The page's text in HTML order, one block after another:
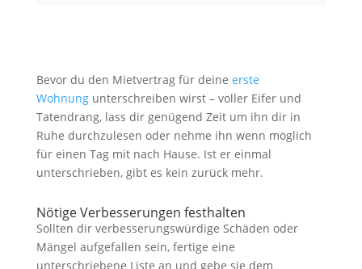
Bevor du den Mietvertrag für deine erste
Wohnungunterschreiben wirst – voller Eifer und
Tatendrang, lass dir genügend Zeit um ihn dir in
Ruhe durchzulesen oder nehme ihn wenn möglich
für einen Tag mit nach Hause. Ist er einmal
unterschrieben, gibt es kein zurück mehr.
Nötige Verbesserungen festhalten
Sollten dir verbesserungswürdige Schäden oder
Mängel aufgefallen sein, fertige eine
unterschriebene Liste an und gebe sie dem